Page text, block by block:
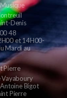
Denis
48
et 14H00-
Mardi au
Pierre
Vayaboury
Antoine Bigot
Pierre